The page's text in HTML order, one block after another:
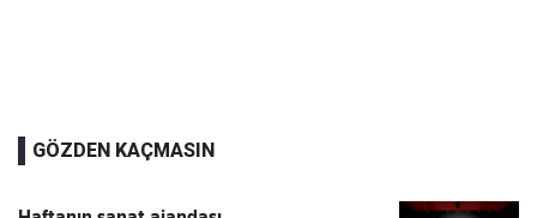
GÖZDEN KAÇMASIN